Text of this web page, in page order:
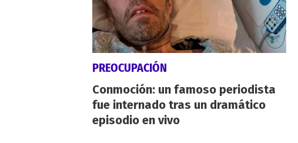
PREOCUPACIÓN
Conmoción: un famoso periodista
fue internado tras un dramático
episodio en vivo